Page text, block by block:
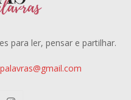
para ler, pensar e partilhar.